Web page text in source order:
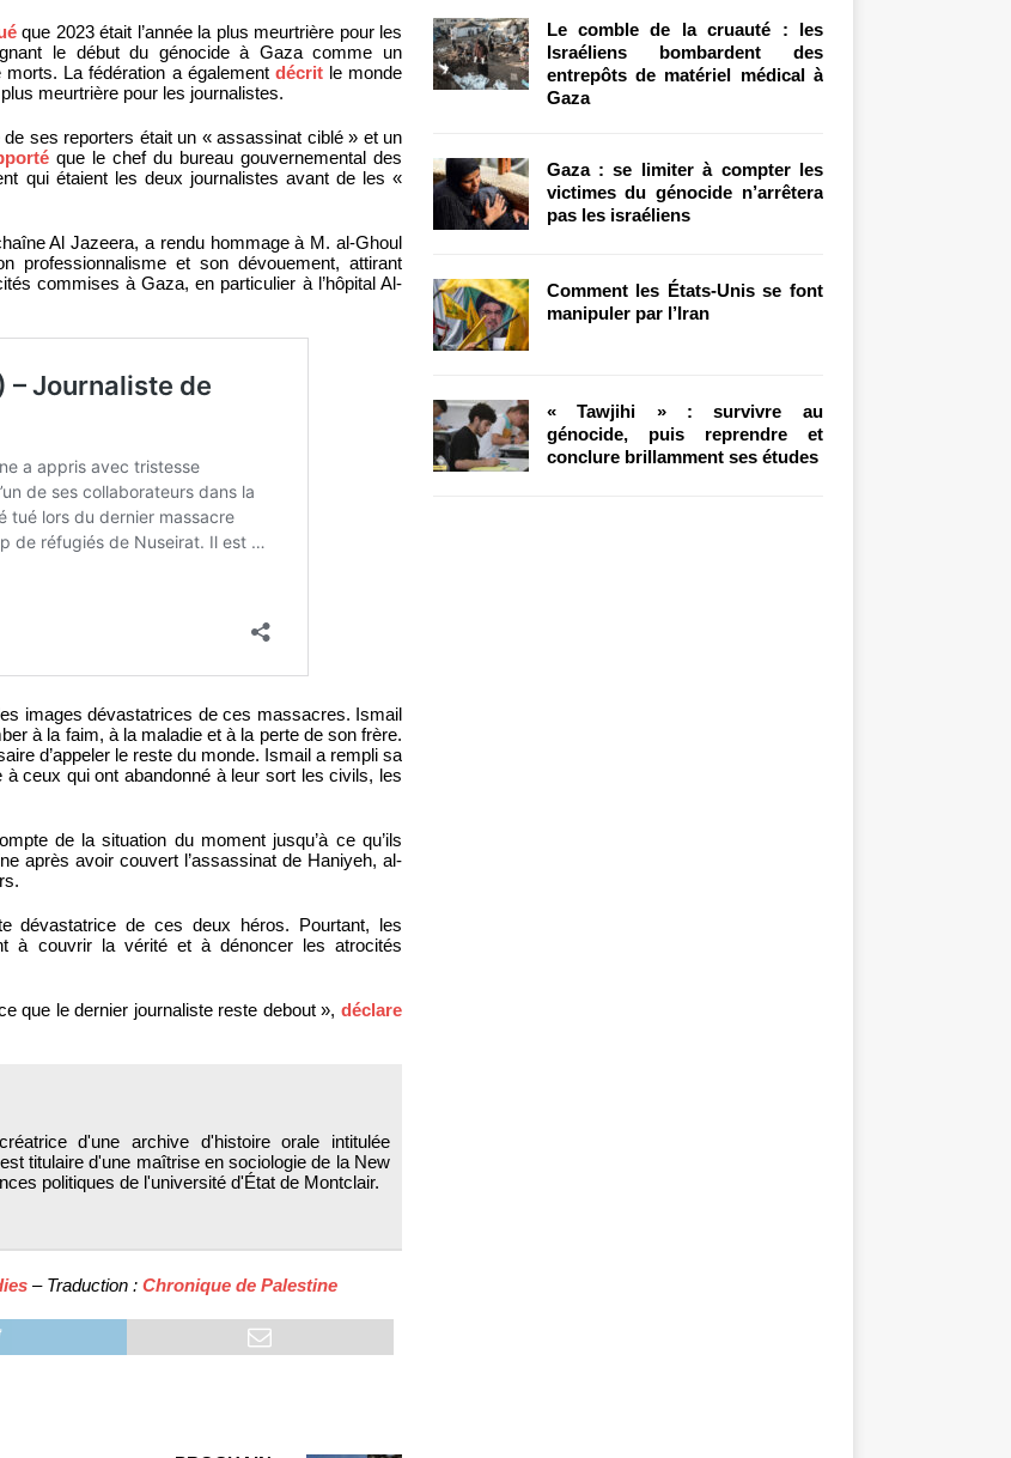
que 2023 était l’année la plus meurtrière pour les
le début du génocide à Gaza comme un
La fédération a également décritle monde
meurtrière pour les journalistes.
de ses reporters était un « assassinat ciblé » et un
que le chef du bureau gouvernemental des
qui étaient les deux journalistes avant de les «
Al Jazeera, a rendu hommage à M. al-Ghoul
et son dévouement, attirant
commises à Gaza, en particulier à l’hôpital Al-
images dévastatrices de ces massacres. Ismail
à la faim, à la maladie et à la perte de son frère.
d’appeler le reste du monde. Ismail a rempli sa
ceux qui ont abandonné à leur sort les civils, les
de la situation du moment jusqu’à ce qu’ils
après avoir couvert l’assassinat de Haniyeh, al-
dévastatrice de ces deux héros. Pourtant, les
à couvrir la vérité et à dénoncer les atrocités
que le dernier journaliste reste debout »,déclare
d'une archive d'histoire orale intitulée
titulaire d'une maîtrise en sociologie de la New
politiques de l'université d'État de Montclair.
– Traduction : Chronique de Palestine
Le comble de la cruauté : les
Israéliens bombardent des
entrepôts de matériel médical à
Gaza
Gaza : se limiter à compter les
victimes du génocide n’arrêtera
pas les israéliens
Comment les États-Unis se font
manipuler par l’Iran
« Tawjihi » : survivre au
génocide, puis reprendre et
conclure brillamment ses études